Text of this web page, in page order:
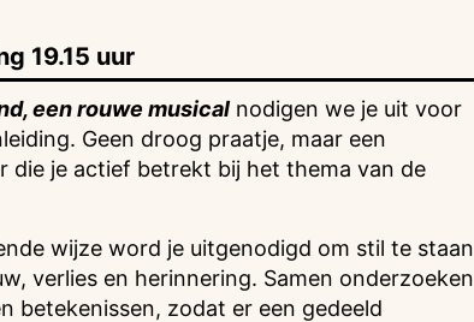
19.15 uur
een rouwe musicalnodigen we je uit voor
Geen droog praatje, maar een
die je actief betrekt bij het thema van de
wijze word je uitgenodigd om stil te staan
verlies en herinnering. Samen onderzoeken
betekenissen, zodat er een gedeeld